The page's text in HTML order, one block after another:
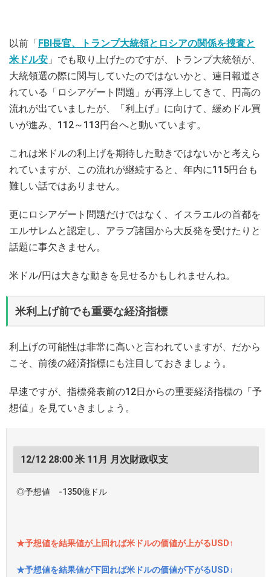
以前「FBI長官、トランプ大統領とロシアの関係を捜査と
米ドル安 」でも取り上げたのですが、トランプ大統領が、
大統領選の際に関与していたのではないかと、連日報道さ
れている「ロシアゲート問題」が再浮上してきて、円高の
流れが出ていましたが、「利上げ」に向けて、緩めドル買
いが進み、112～113円台へと動いています。
これは米ドルの利上げを期待した動きではないかと考えら
れていますが、この流れが継続すると、年内に115円台も
難しい話ではありません。
更にロシアゲート問題だけではなく、イスラエルの首都を
エルサレムと認定し、アラブ諸国から大反発を受けたりと
話題に事欠きません。
米ドル/円は大きな動きを見せるかもしれませんね。
米利上げ前でも重要な経済指標
利上げの可能性は非常に高いと言われていますが、だから
こそ、前後の経済指標にも注目しておきましょう。
早速ですが、指標発表前の12日からの重要経済指標の「予
想値」を見ていきましょう。
12/12 28:00 米 11月 月次財政収支
◎予想値 -1350億ドル
★予想値を結果値が上回れば米ドルの価値が上がるUSD↑
★予想値を結果値が下回れば米ドルの価値が下がるUSD↓